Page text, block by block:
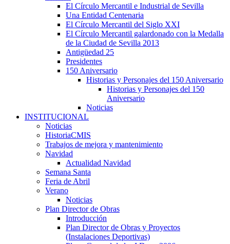
El Círculo Mercantil e Industrial de Sevilla
Una Entidad Centenaria
El Círculo Mercantil del Siglo XXI
El Círculo Mercantil galardonado con la Medalla
de la Ciudad de Sevilla 2013
Antigüedad 25
Presidentes
150 Aniversario
Historias y Personajes del 150 Aniversario
Historias y Personajes del 150
Aniversario
Noticias
INSTITUCIONAL
Noticias
HistoriaCMIS
Trabajos de mejora y mantenimiento
Navidad
Actualidad Navidad
Semana Santa
Feria de Abril
Verano
Noticias
Plan Director de Obras
Introducción
Plan Director de Obras y Proyectos
(Instalaciones Deportivas)